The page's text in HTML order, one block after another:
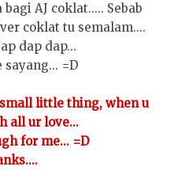
AJ coklat..... Sebab
coklat tu semalam....
dap dap...
sayang... =D
little thing, when u
all ur love...
for me... =D